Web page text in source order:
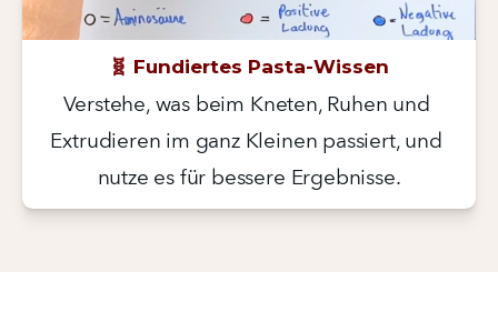
🧬 Fundiertes Pasta-Wissen
Verstehe, was beim Kneten, Ruhen und
Extrudieren im ganz Kleinen passiert, und
nutze es für bessere Ergebnisse.